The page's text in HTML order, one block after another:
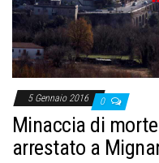
5 Gennaio 2016 0
Minaccia di
arrestato a